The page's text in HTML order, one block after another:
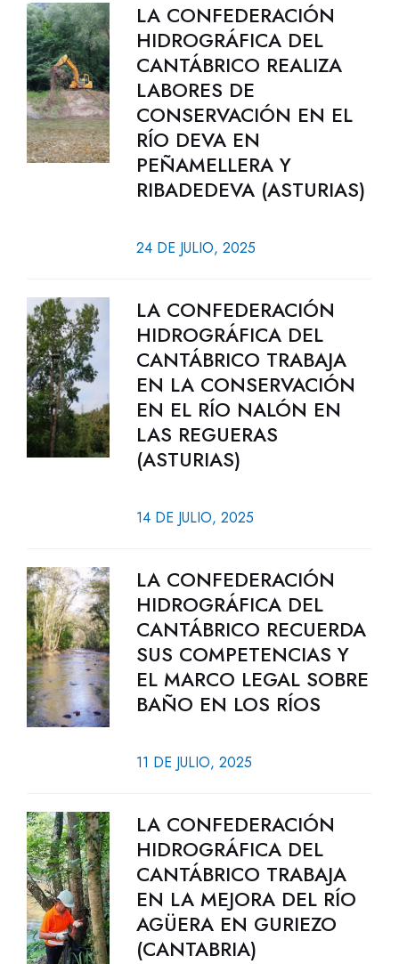
LA CONFEDERACIÓN
HIDROGRÁFICA DEL
CANTÁBRICO REALIZA
LABORES DE
CONSERVACIÓN EN EL
RÍO DEVA EN
PEÑAMELLERA Y
RIBADEDEVA (ASTURIAS)
24 DE JULIO, 2025
LA CONFEDERACIÓN
HIDROGRÁFICA DEL
CANTÁBRICO TRABAJA
EN LA CONSERVACIÓN
EN EL RÍO NALÓN EN
LAS REGUERAS
(ASTURIAS)
14 DE JULIO, 2025
LA CONFEDERACIÓN
HIDROGRÁFICA DEL
CANTÁBRICO RECUERDA
SUS COMPETENCIAS Y
EL MARCO LEGAL SOBRE
BAÑO EN LOS RÍOS
11 DE JULIO, 2025
LA CONFEDERACIÓN
HIDROGRÁFICA DEL
CANTÁBRICO TRABAJA
EN LA MEJORA DEL RÍO
AGÜERA EN GURIEZO
(CANTABRIA)